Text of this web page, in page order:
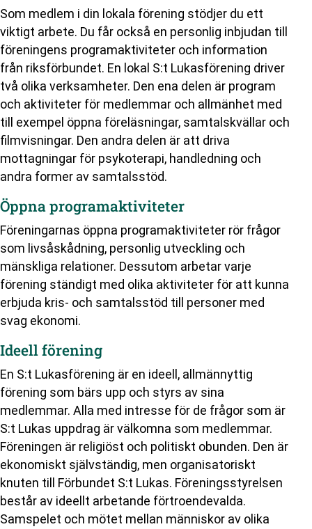
Som medlem i din lokala förening stödjer du ett
viktigt arbete. Du får också en personlig inbjudan till
föreningens programaktiviteter och information
från riksförbundet. En lokal S:t Lukasförening driver
två olika verksamheter. Den ena delen är program
och aktiviteter för medlemmar och allmänhet med
till exempel öppna föreläsningar, samtalskvällar och
filmvisningar. Den andra delen är att driva
mottagningar för psykoterapi, handledning och
andra former av samtalsstöd.
Öppna programaktiviteter
Föreningarnas öppna programaktiviteter rör frågor
som livsåskådning, personlig utveckling och
mänskliga relationer. Dessutom arbetar varje
förening ständigt med olika aktiviteter för att kunna
erbjuda kris- och samtalsstöd till personer med
svag ekonomi.
Ideell förening
En S:t Lukasförening är en ideell, allmännyttig
förening som bärs upp och styrs av sina
medlemmar. Alla med intresse för de frågor som är
S:t Lukas uppdrag är välkomna som medlemmar.
Föreningen är religiöst och politiskt obunden. Den är
ekonomiskt självständig, men organisatoriskt
knuten till Förbundet S:t Lukas. Föreningsstyrelsen
består av ideellt arbetande förtroendevalda.
Samspelet och mötet mellan människor av olika